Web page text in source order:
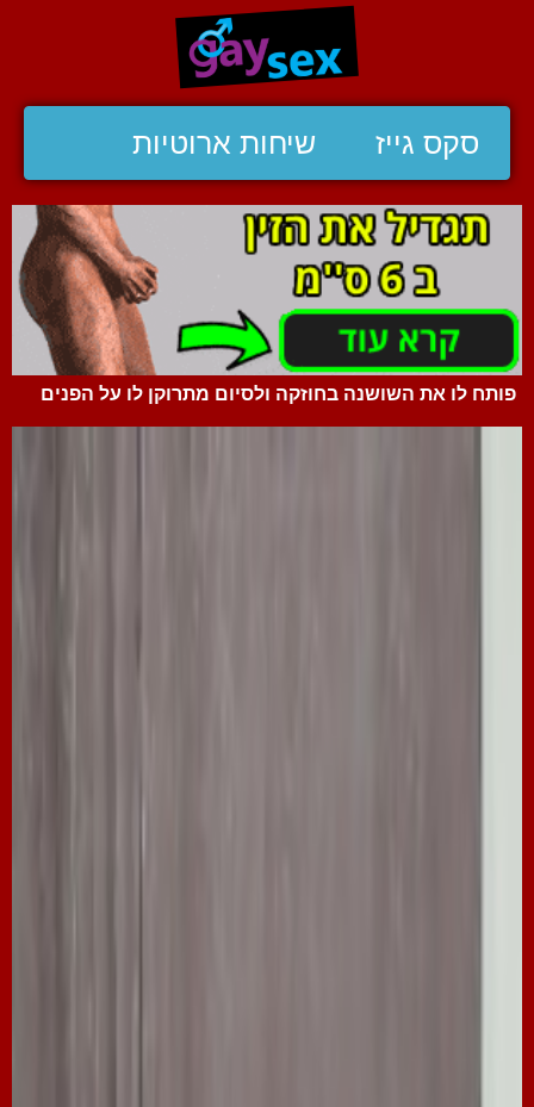
סקס גייז שיחות ארוטיות
פותח לו את השושנה בחוזקה ולסיום מתרוקן לו על הפנים